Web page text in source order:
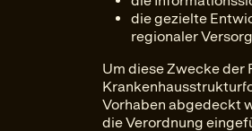
die gezielte
regionaler
Um diese Zwecke der
Vorhaben abgedeckt
die Verordnung